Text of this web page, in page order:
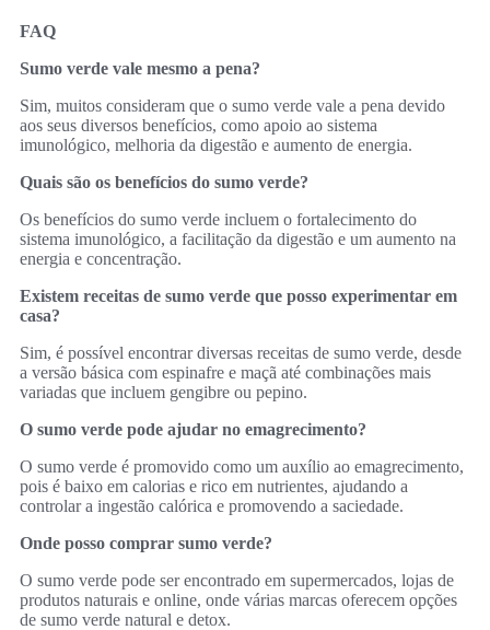
FAQ
Sumo verde vale mesmo a pena?
Sim, muitos consideram que o sumo verde vale a pena devido
aos seus diversos benefícios, como apoio ao sistema
imunológico, melhoria da digestão e aumento de energia.
Quais são os benefícios do sumo verde?
Os benefícios do sumo verde incluem o fortalecimento do
sistema imunológico, a facilitação da digestão e um aumento na
energia e concentração.
Existem receitas de sumo verde que posso experimentar em
casa?
Sim, é possível encontrar diversas receitas de sumo verde, desde
a versão básica com espinafre e maçã até combinações mais
variadas que incluem gengibre ou pepino.
O sumo verde pode ajudar no emagrecimento?
O sumo verde é promovido como um auxílio ao emagrecimento,
pois é baixo em calorias e rico em nutrientes, ajudando a
controlar a ingestão calórica e promovendo a saciedade.
Onde posso comprar sumo verde?
O sumo verde pode ser encontrado em supermercados, lojas de
produtos naturais e online, onde várias marcas oferecem opções
de sumo verde natural e detox.